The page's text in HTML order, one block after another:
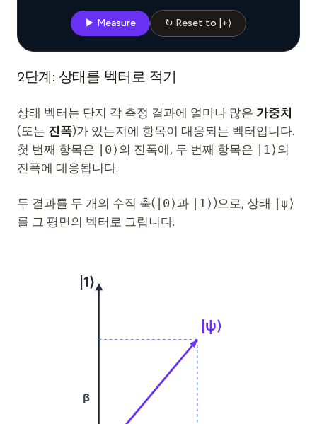
▶ Measure ↻ Reset to |+⟩
2단계: 상태를 벡터로 적기
상태 벡터는 단지 각 측정 결과에 얼마나 많은 가중치
(또는 진폭)가 있는지에 항목이 대응되는 벡터입니다.
첫 번째 항목은
|0⟩ 의 진폭에, 두 번째 항목은 |1⟩ 의
진폭에 대응됩니다.
두 결과를 두 개의 수직 축( |0⟩ 과 |1⟩ )으로, 상태
|ψ⟩
를 그 평면의 벡터로 그립니다.
|1⟩
|ψ⟩
β